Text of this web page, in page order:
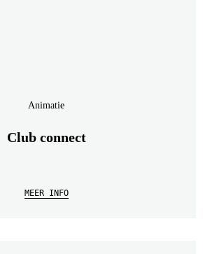
Animatie
Club connect
MEER INFO